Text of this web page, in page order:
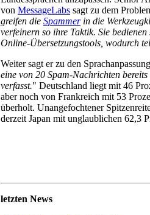
von MessageLabs sagt zu dem
greifen die Spammerin die
verfeinern so ihre Taktik. Sie
Online-Übersetzungstools, wodurch
Weiter sagt er zu den
eine von 20 Spam-Nachrichten
verfasst." Deutschland liegt mit 46
aber noch von Frankreich mit 53
überholt. Unangefochtener
derzeit Japan mit unglaublichen 62,3
letzten News